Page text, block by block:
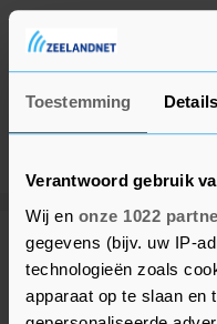
Toestemming Details
Verantwoord gebruik
Wij en onze 1022
gegevens (bijv. uw IP-
technologieën zoals
apparaat op te slaan en
Meer uit